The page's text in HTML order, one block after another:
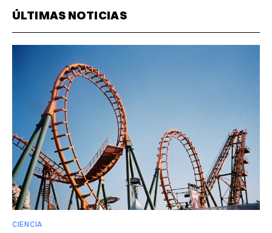
ÚLTIMAS NOTICIAS
CIENCIA